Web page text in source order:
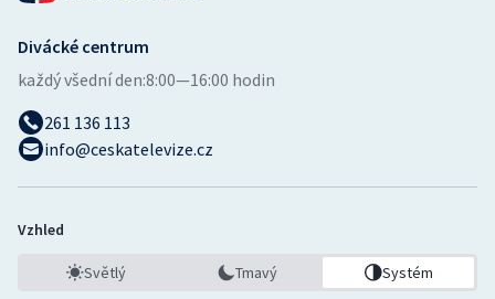
Divácké centrum
každý všední den:8:00—16:00 hodin
261 136 113
info@ceskatelevize.cz
Vzhled
Světlý Tmavý Systém